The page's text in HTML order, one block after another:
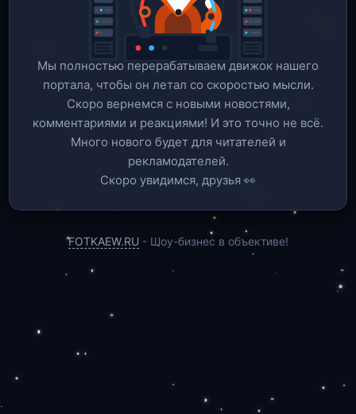
Мы полностью перерабатываем движок нашего
портала, чтобы он летал со скоростью мысли.
Скоро вернемся c новыми новостями,
комментариями и реакциями! И это точно не всё.
Много нового будет для читателей и
рекламодателей.
Скоро увидимся, друзья 👀
FOTKAEW.RU - Шоу-бизнес в объективе!